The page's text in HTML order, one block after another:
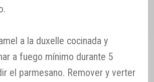
a la duxelle cocinada y
a fuego mínimo durante 5
el parmesano. Remover y verter